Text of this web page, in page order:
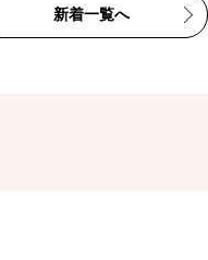
等発生時における建機
新着一覧へ